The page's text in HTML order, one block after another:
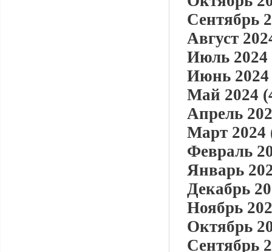
Сентябрь
Август
Июль 2024
Июнь 2024
Май 2024
Апрель
Март 2024
Февраль
Январь
Декабрь
Ноябрь
Октябрь
Сентябрь